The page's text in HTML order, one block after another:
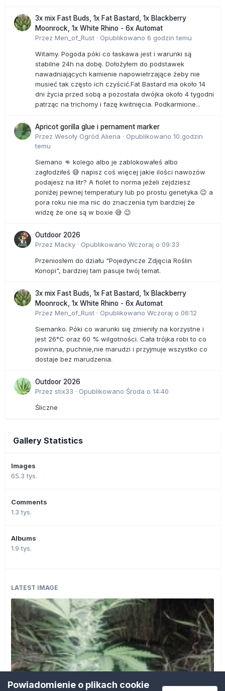
3x mix Fast Buds, 1x Fat Bastard, 1x Blackberry
Moonrock, 1x White Rhino - 6x Automat
Przez Men_of_Rust · Opublikowano 6 godzin temu
Witamy. Pogoda póki co łaskawa jest i warunki są
stabilne 24h na dobę. Dołożyłem do podstawek
nawadniających kamienie napowietrzające żeby nie
musieć tak często ich czyścić.Fat Bastard ma około 14
dni życia przed sobą a pozostała dwójka około 4 tygodni
patrząc na trichomy i fazę kwitnięcia. Podkarmione...
Apricot gorilla glue i pernament marker
Przez Wesoły Ogród Aliena · Opublikowano 10 godzin
temu
Siemano 👊 kolego albo je zablokowałeś albo
zagłodziłeś 😅 napisz coś więcej jakie ilości nawozów
podajesz na litr? A fiolet to norma jeżeli zejdziesz
poniżej pewnej temperatury lub po prostu genetyka 😉 a
pora roku nie ma nic do znaczenia tym bardziej że
widzę że one są w boxie 😅 😉
Outdoor 2026
Przez Macky · Opublikowano Wczoraj o 09:33
Przeniosłem do działu "Pojedyncze Zdjęcia Roślin
Konopi", bardziej tam pasuje twój temat.
3x mix Fast Buds, 1x Fat Bastard, 1x Blackberry
Moonrock, 1x White Rhino - 6x Automat
Przez Men_of_Rust · Opublikowano Wczoraj o 06:12
Siemanko. Póki co warunki się zmieniły na korzystne i
jest 26°C oraz 60 % wilgotności. Cała trójka robi to co
powinna, puchnie,nie marudzi i przyjmuje wszystko co
dostaje bez marudzenia.
Outdoor 2026
Przez stix33 · Opublikowano Środa o 14:40
Śliczne
Gallery Statistics
Images
65.3 tys.
Comments
1.3 tys.
Albums
1.9 tys.
LATEST IMAGE
Powiadomienie o plikach cookie